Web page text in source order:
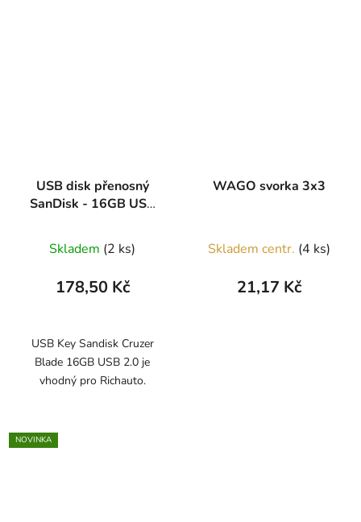
USB disk přenosný
SanDisk - 16GB USB
Skladem (2 ks)
178,50 Kč
USB Key Sandisk Cruzer
Blade 16GB USB 2.0 je
vhodný pro Richauto.
WAGO svorka 3x3
Skladem centr. (4 ks)
21,17 Kč
NOVINKA